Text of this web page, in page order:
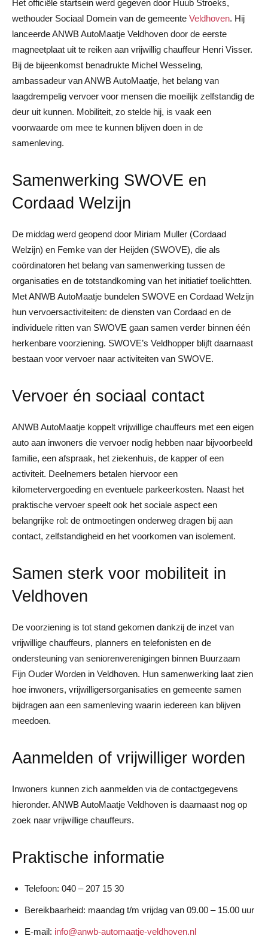
Het officiële startsein werd gegeven door Huub Stroeks,
wethouder Sociaal Domein van de gemeente Veldhoven. Hij
lanceerde ANWB AutoMaatje Veldhoven door de eerste
magneetplaat uit te reiken aan vrijwillig chauffeur Henri Visser.
Bij de bijeenkomst benadrukte Michel Wesseling,
ambassadeur van ANWB AutoMaatje, het belang van
laagdrempelig vervoer voor mensen die moeilijk zelfstandig de
deur uit kunnen. Mobiliteit, zo stelde hij, is vaak een
voorwaarde om mee te kunnen blijven doen in de
samenleving.
Samenwerking SWOVE en
Cordaad Welzijn
De middag werd geopend door Miriam Muller (Cordaad
Welzijn) en Femke van der Heijden (SWOVE), die als
coördinatoren het belang van samenwerking tussen de
organisaties en de totstandkoming van het initiatief toelichtten.
Met ANWB AutoMaatje bundelen SWOVE en Cordaad Welzijn
hun vervoersactiviteiten: de diensten van Cordaad en de
individuele ritten van SWOVE gaan samen verder binnen één
herkenbare voorziening. SWOVE’s Veldhopper blijft daarnaast
bestaan voor vervoer naar activiteiten van SWOVE.
Vervoer én sociaal contact
ANWB AutoMaatje koppelt vrijwillige chauffeurs met een eigen
auto aan inwoners die vervoer nodig hebben naar bijvoorbeeld
familie, een afspraak, het ziekenhuis, de kapper of een
activiteit. Deelnemers betalen hiervoor een
kilometervergoeding en eventuele parkeerkosten. Naast het
praktische vervoer speelt ook het sociale aspect een
belangrijke rol: de ontmoetingen onderweg dragen bij aan
contact, zelfstandigheid en het voorkomen van isolement.
Samen sterk voor mobiliteit in
Veldhoven
De voorziening is tot stand gekomen dankzij de inzet van
vrijwillige chauffeurs, planners en telefonisten en de
ondersteuning van seniorenverenigingen binnen Buurzaam
Fijn Ouder Worden in Veldhoven. Hun samenwerking laat zien
hoe inwoners, vrijwilligersorganisaties en gemeente samen
bijdragen aan een samenleving waarin iedereen kan blijven
meedoen.
Aanmelden of vrijwilliger worden
Inwoners kunnen zich aanmelden via de contactgegevens
hieronder. ANWB AutoMaatje Veldhoven is daarnaast nog op
zoek naar vrijwillige chauffeurs.
Praktische informatie
Telefoon: 040 – 207 15 30
Bereikbaarheid: maandag t/m vrijdag van 09.00 – 15.00 uur
E-mail: info@anwb-automaatje-veldhoven.nl